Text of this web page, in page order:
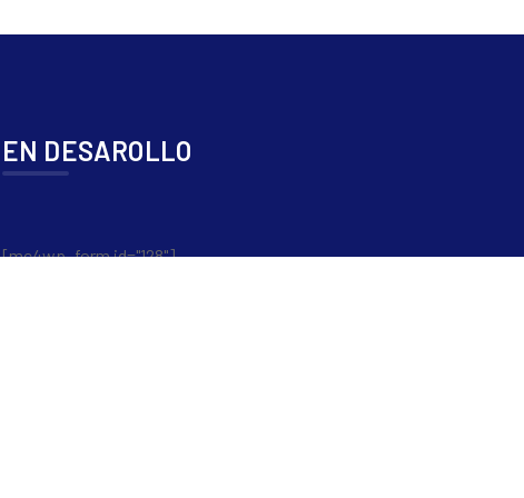
EN DESAROLLO
[mc4wp_form id="128"]